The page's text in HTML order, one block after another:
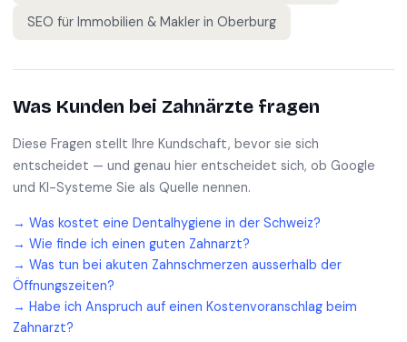
SEO für Immobilien & Makler in Oberburg
Was Kunden bei Zahnärzte fragen
Diese Fragen stellt Ihre Kundschaft, bevor sie sich
entscheidet — und genau hier entscheidet sich, ob Google
und KI-Systeme Sie als Quelle nennen.
→ Was kostet eine Dentalhygiene in der Schweiz?
→ Wie finde ich einen guten Zahnarzt?
→ Was tun bei akuten Zahnschmerzen ausserhalb der
Öffnungszeiten?
→ Habe ich Anspruch auf einen Kostenvoranschlag beim
Zahnarzt?